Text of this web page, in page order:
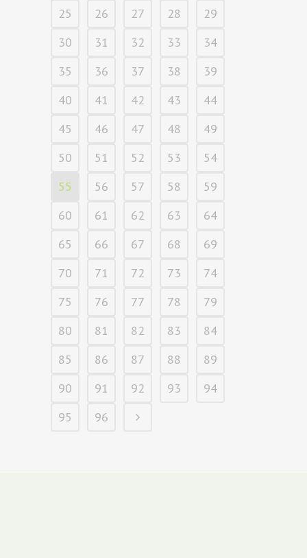
25
26 27 28
29
30
31 32 33
34
35
36 37 38
39
40
41 42 43
44
45
46 47 48
49
50
51 52 53
54
55
56 57 58
59
60
61 62 63
64
65
66 67 68
69
70
71 72 73
74
75
76 77 78
79
80
81 82 83
84
85
86 87 88
89
90
91 92 93
94
95
96